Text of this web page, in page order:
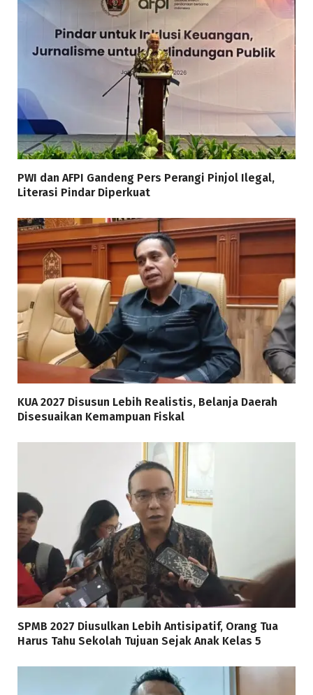
PWI dan AFPI Gandeng Pers Perangi Pinjol Ilegal,
Literasi Pindar Diperkuat
KUA 2027 Disusun Lebih Realistis, Belanja Daerah
Disesuaikan Kemampuan Fiskal
SPMB 2027 Diusulkan Lebih Antisipatif, Orang Tua
Harus Tahu Sekolah Tujuan Sejak Anak Kelas 5